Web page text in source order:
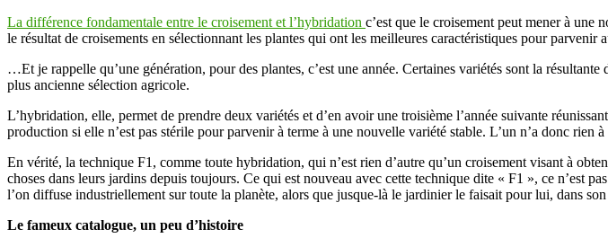
La différence fondamentale entre le croisement et l’hybridation c’est que le croisement peut mener à une
le résultat de croisements en sélectionnant les plantes qui ont les meilleures caractéristiques pour parvenir
…Et je rappelle qu’une génération, pour des plantes, c’est une année. Certaines variétés sont la
plus ancienne sélection agricole.
L’hybridation, elle, permet de prendre deux variétés et d’en avoir une troisième l’année suivante
production si elle n’est pas stérile pour parvenir à terme à une nouvelle variété stable. L’un n’a donc rien à
En vérité, la technique F1, comme toute hybridation, qui n’est rien d’autre qu’un croisement visant à
choses dans leurs jardins depuis toujours. Ce qui est nouveau avec cette technique dite « F1 », ce n’est
l’on diffuse industriellement sur toute la planète, alors que jusque-là le jardinier le faisait pour lui, dans
Le fameux catalogue, un peu d’histoire